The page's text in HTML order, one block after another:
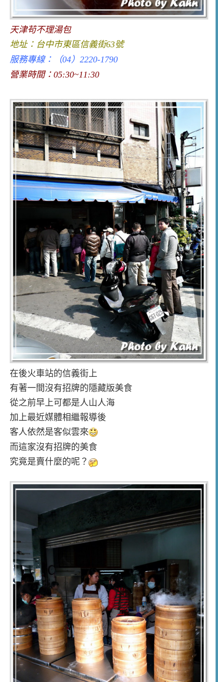
天津苟不理湯包
地址： 台中市東區信義街63號
服務專線：（04）2220-1790
營業時間：05:30~11:30
在後火車站的信義街上
有著一間沒有招牌的隱藏版美食
從之前早上可都是人山人海
加上最近媒體相繼報導後
客人依然是客似雲來
而這家沒有招牌的美食
究竟是賣什麼的呢？